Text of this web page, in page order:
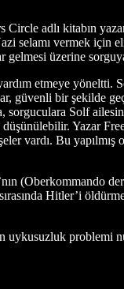
adlı kitabın
selamı vermek için
üzerine sorguya
etmeye yöneltti.
güvenli bir şekilde
sorguculara Solf
Yazar
vardı. Bu yapılmış
(Oberkommando
Hitler’i
uykusuzluk problemi